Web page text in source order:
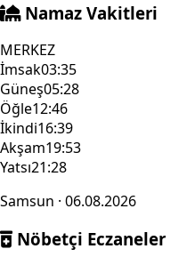
Namaz Vakitleri
MERKEZ
İmsak03:35
Güneş05:28
Öğle12:46
İkindi16:39
Akşam19:53
Yatsı21:28
Samsun · 06.08.2026
Nöbetçi Eczaneler